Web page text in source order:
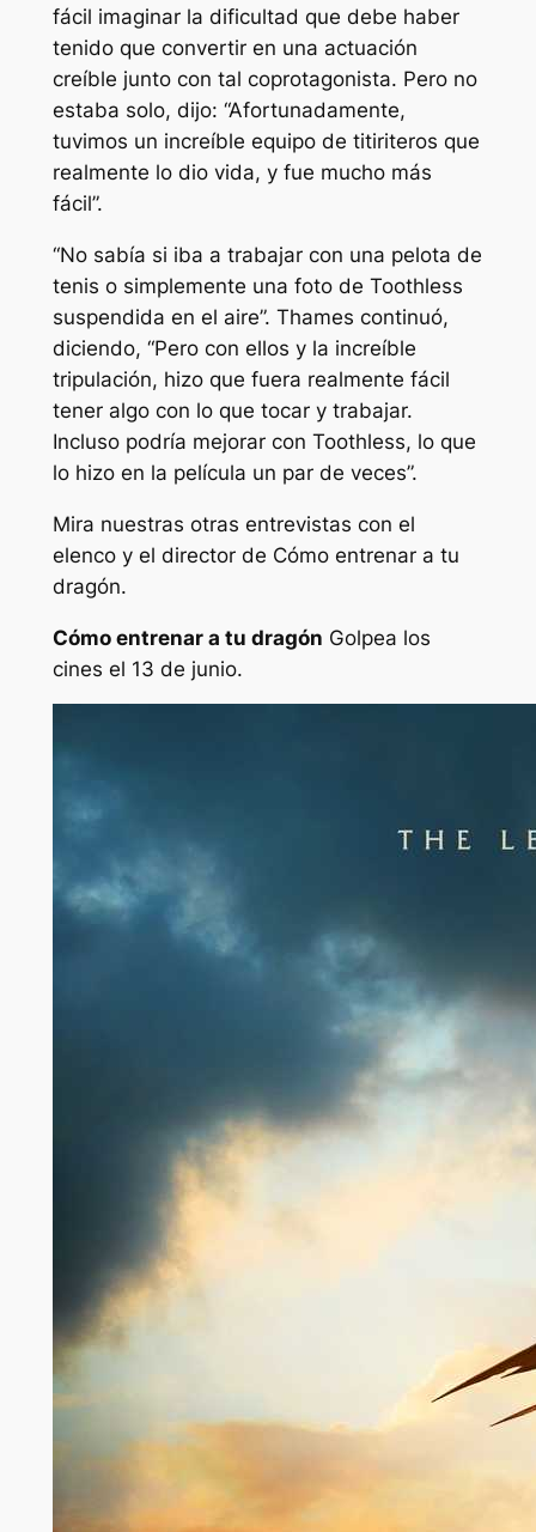
fácil imaginar la dificultad que debe haber
tenido que convertir en una actuación
creíble junto con tal coprotagonista. Pero no
estaba solo, dijo: “Afortunadamente,
tuvimos un increíble equipo de titiriteros que
realmente lo dio vida, y fue mucho más
fácil”.
“No sabía si iba a trabajar con una pelota de
tenis o simplemente una foto de Toothless
suspendida en el aire”. Thames continuó,
diciendo, “Pero con ellos y la increíble
tripulación, hizo que fuera realmente fácil
tener algo con lo que tocar y trabajar.
Incluso podría mejorar con Toothless, lo que
lo hizo en la película un par de veces”.
Mira nuestras otras entrevistas con el
elenco y el director de Cómo entrenar a tu
dragón.
Cómo entrenar a tu dragón Golpea los
cines el 13 de junio.